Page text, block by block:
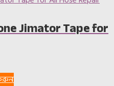
Jimator Tape for